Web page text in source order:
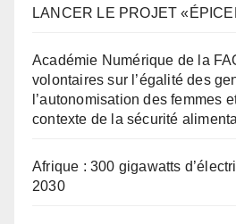
LANCER LE PROJET
Académie Numérique de la
volontaires sur l’égalité des
l’autonomisation des femmes
contexte de la sécurité
Afrique : 300 gigawatts
2030